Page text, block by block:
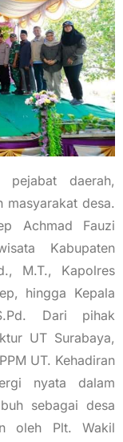
pejabat daerah,
masyarakat desa.
Achmad Fauzi
Kabupaten
M.T., Kapolres
hingga Kepala
Dari pihak
UT Surabaya,
UT. Kehadiran
nyata dalam
sebagai desa
oleh Plt. Wakil